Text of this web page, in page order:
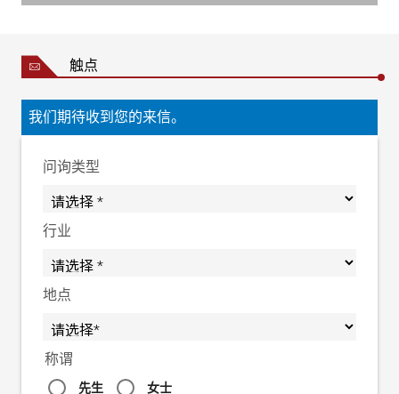
触点
我们期待收到您的来信。
问询类型
行业
地点
称谓
先生 女士